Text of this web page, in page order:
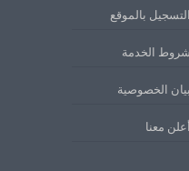
التسجيل بالموقع
شروط الخدمة
بيان الخصوصية
أعلن معنا